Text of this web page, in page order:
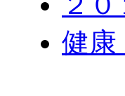
健康